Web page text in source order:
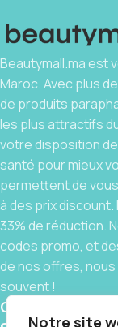
Notre site
Beautymall.ma est
Maroc. Avec plus
de produits
les plus attractifs
votre disposition
santé pour mieux
permettent de
à des prix discount.
33% de réduction.
codes promo, et
de nos offres,
souvent !
Contact